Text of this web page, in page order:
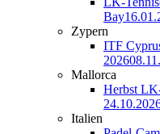
Bay
Zypern
ITF
2026
Mallorca
Herbst
Italien